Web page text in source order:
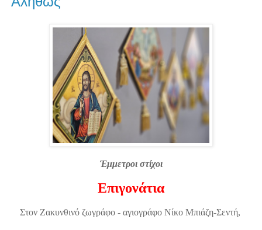
Έμμετροι στίχοι
Επιγονάτια
Στον Ζακυνθινό ζωγράφο - αγιογράφο Νίκο Μπιάζη-Σεντή,